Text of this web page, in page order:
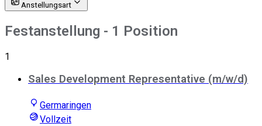
Anstellungsart
Festanstellung - 1 Position
1
Sales Development Representative (m/w/d)
Germaringen
Vollzeit